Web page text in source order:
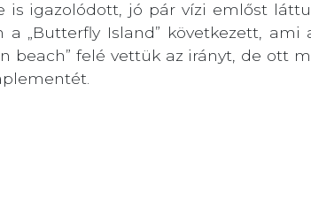
is igazolódott, jó pár vízi emlőst
a „Butterfly Island” következett, ami
beach” felé vettük az irányt, de ott